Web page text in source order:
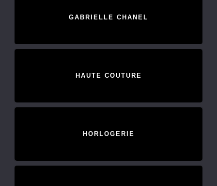
GABRIELLE CHANEL
HAUTE COUTURE
HORLOGERIE